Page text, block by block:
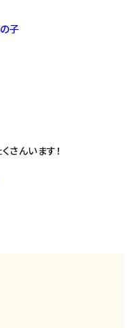
子
さんいます！